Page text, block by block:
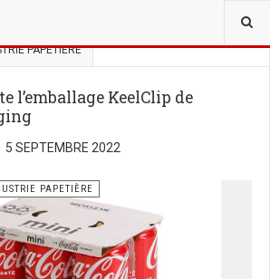
PAPETIÈRE
l’emballage KeelClip de
5 SEPTEMBRE 2022
PAPETIÈRE